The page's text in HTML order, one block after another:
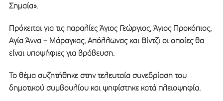
Σημαία».
Πρόκειται για τις παραλίες Άγιος Γεώργιος, Άγιος Προκόπιος,
Αγία Άννα – Μάραγκας, Απόλλωνας και Βίντζι οι οποίες θα
είναι υποψήφιες για βράβευση.
Το θέμα συζητήθηκε στην τελευταία συνεδρίαση του
δημοτικού συμβουλίου και ψηφίστηκε κατά πλειοψηφία.